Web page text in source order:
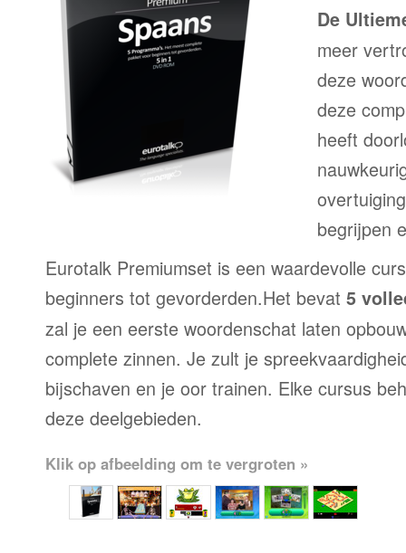
De
meer
deze
deze
heeft
begrijpen
Eurotalk Premiumset is een waardevolle
beginners tot gevorderden.Het bevat 5
zal je een eerste woordenschat laten
complete zinnen. Je zult je
bijschaven en je oor trainen. Elke cursus
deze deelgebieden.
Klik op afbeelding om te vergroten »